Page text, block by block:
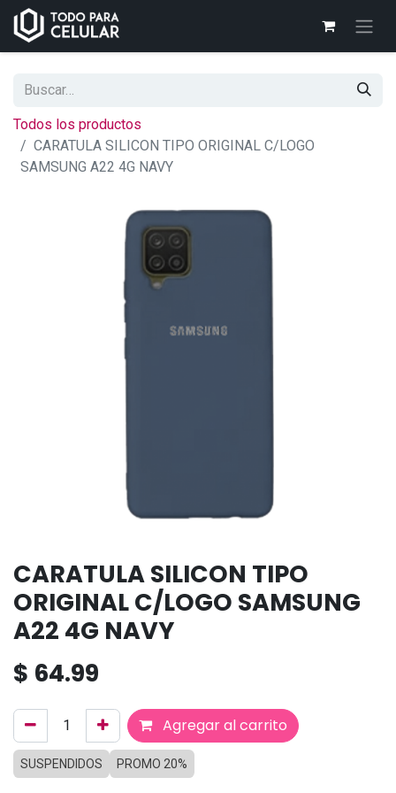
Todos los productos
CARATULA SILICON TIPO ORIGINAL C/LOGO
SAMSUNG A22 4G NAVY
CARATULA SILICON TIPO
ORIGINAL C/LOGO SAMSUNG
A22 4G NAVY
$ 64.99
Agregar al carrito
SUSPENDIDOS PROMO 20%